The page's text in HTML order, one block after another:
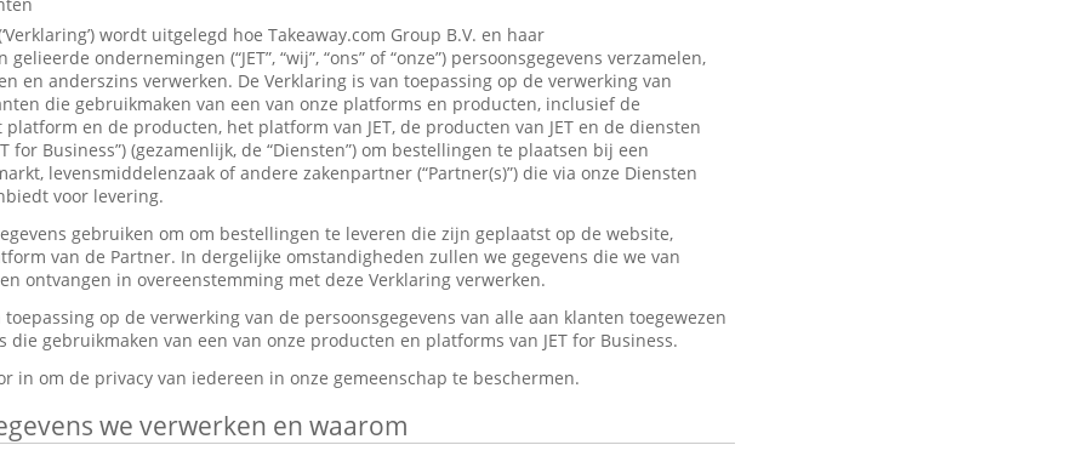
wordt uitgelegd hoe Takeaway.com Group B.V. en haar
ondernemingen (“JET”, “wij”, “ons” of “onze”) persoonsgegevens verzamelen,
en anderszins verwerken. De Verklaring is van toepassing op de verwerking van
die gebruikmaken van een van onze platforms en producten, inclusief de
en de producten, het platform van JET, de producten van JET en de diensten
for Business”) (gezamenlijk, de “Diensten”) om bestellingen te plaatsen bij een
levensmiddelenzaak of andere zakenpartner (“Partner(s)”) die via onze Diensten
voor levering.
gebruiken om om bestellingen te leveren die zijn geplaatst op de website,
van de Partner. In dergelijke omstandigheden zullen we gegevens die we van
ontvangen in overeenstemming met deze Verklaring verwerken.
toepassing op de verwerking van de persoonsgegevens van alle aan klanten toegewezen
die gebruikmaken van een van onze producten en platforms van JET for Business.
in om de privacy van iedereen in onze gemeenschap te beschermen.
we verwerken en waarom